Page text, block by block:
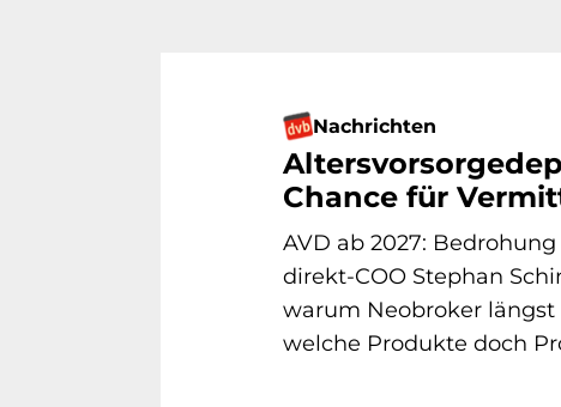
Nachrichten
Chance für
AVD ab 2027:
direkt-COO Stephan
warum Neobroker
welche Produkte doch